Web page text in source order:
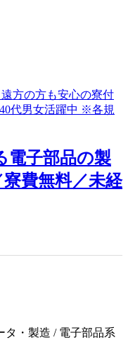
電子部品の製
費無料／未経
タ・製造 / 電子部品系